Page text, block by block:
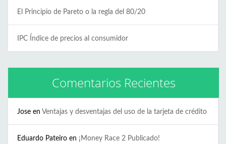
El Principio de Pareto o la regla del 80/20
IPC Índice de precios al consumidor
Comentarios Recientes
Jose en Ventajas y desventajas del uso de la tarjeta de crédito
Eduardo Pateiro en ¡Money Race 2 Publicado!